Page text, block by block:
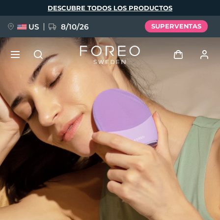
DESCUBRE TODOS LOS PRODUCTOS
US 8/10/26 SUPERVENTAS
Perfil de usuario
Mis dispositivos
Mis pedidos
Mis direcciones
Mis suscripciones
NUEVO
FAQ™ Pure Beauty-Tech Elixir
BREAKING NEWS
issa™ Teeth Whitening Set
Idioma
English Deutsch
Español
Français
Italiano
Português
Svenska
Русский
Türkçe
简体中文 繁體中文